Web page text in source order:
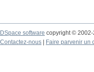
DSpace software copyright © 2002-
Contactez-nous
Faire parvenir un